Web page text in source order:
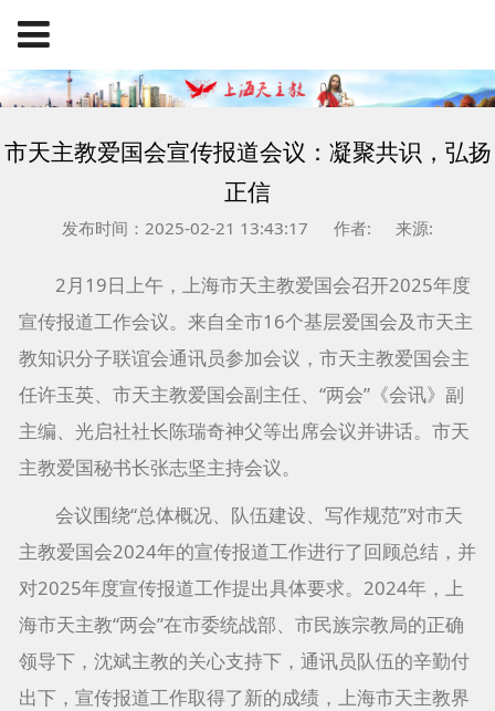
市天主教爱国会宣传报道会议：凝聚共识，弘扬
正信
发布时间：2025-02-21 13:43:17 作者: 来源:
2月19日上午，上海市天主教爱国会召开2025年度
宣传报道工作会议。来自全市16个基层爱国会及市天主
教知识分子联谊会通讯员参加会议，市天主教爱国会主
任许玉英、市天主教爱国会副主任、“两会”《会讯》副
主编、光启社社长陈瑞奇神父等出席会议并讲话。市天
主教爱国秘书长张志坚主持会议。
会议围绕“总体概况、队伍建设、写作规范”对市天
主教爱国会2024年的宣传报道工作进行了回顾总结，并
对2025年度宣传报道工作提出具体要求。2024年，上
海市天主教“两会”在市委统战部、市民族宗教局的正确
领导下，沈斌主教的关心支持下，通讯员队伍的辛勤付
出下，宣传报道工作取得了新的成绩，上海市天主教界